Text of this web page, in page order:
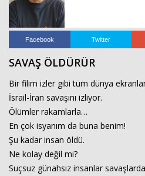
Facebook Twitter
SAVAŞ ÖLDÜRÜR
Bir filim izler gibi tüm dünya
İsrail-İran savaşını izliyor.
Ölümler rakamlarla…
En çok isyanım da buna benim!
Şu kadar insan öldü.
Ne kolay değil mi?
Suçsuz günahsız insanlar